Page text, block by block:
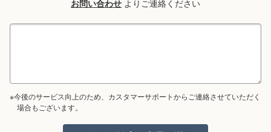
お問い合わせ よりご連絡ください
※今後のサービス向上のため、カスタマーサポートからご連絡させていただく
場合もございます。